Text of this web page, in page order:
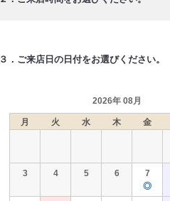
３．ご来店日の日付をお選びください。
2026年 08月
月 火 水 木 金
3 4 5 6
7
◎